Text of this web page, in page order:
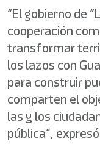
“El gobierno de
cooperación
transformar
los lazos con
para construir
comparten el
las y los
pública”,